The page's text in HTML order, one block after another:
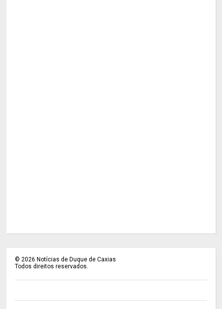
©2026 Notícias de Duque de Caxias
Todos direitos reservados.